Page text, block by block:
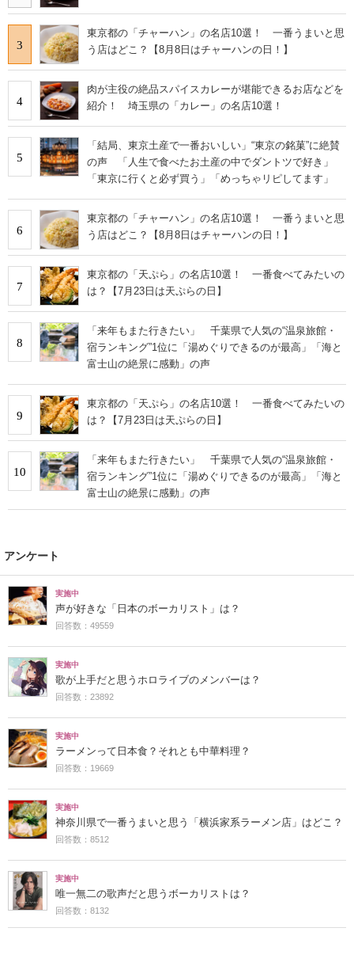
3
東京都の「チャーハン」の名店10選！ 一番うまいと思
う店はどこ？【8月8日はチャーハンの日！】
4
肉が主役の絶品スパイスカレーが堪能できるお店などを
紹介！ 埼玉県の「カレー」の名店10選！
5
「結局、東京土産で一番おいしい」“東京の銘菓”に絶賛
の声 「人生で食べたお土産の中でダントツで好き」
「東京に行くと必ず買う」「めっちゃリピしてます」
6
東京都の「チャーハン」の名店10選！ 一番うまいと思
う店はどこ？【8月8日はチャーハンの日！】
7
東京都の「天ぷら」の名店10選！ 一番食べてみたいの
は？【7月23日は天ぷらの日】
8
「来年もまた行きたい」 千葉県で人気の“温泉旅館・
宿ランキング”1位に「湯めぐりできるのが最高」「海と
富士山の絶景に感動」の声
9
東京都の「天ぷら」の名店10選！ 一番食べてみたいの
は？【7月23日は天ぷらの日】
10
「来年もまた行きたい」 千葉県で人気の“温泉旅館・
宿ランキング”1位に「湯めぐりできるのが最高」「海と
富士山の絶景に感動」の声
アンケート
実施中
声が好きな「日本のボーカリスト」は？
回答数：49559
実施中
歌が上手だと思うホロライブのメンバーは？
回答数：23892
実施中
ラーメンって日本食？それとも中華料理？
回答数：19669
実施中
神奈川県で一番うまいと思う「横浜家系ラーメン店」はどこ？
回答数：8512
実施中
唯一無二の歌声だと思うボーカリストは？
回答数：8132